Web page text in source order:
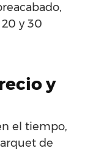
y 30
y
el tiempo,
de